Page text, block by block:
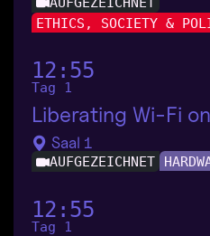
ETHICS, SOCIETY &
12:55
Tag 1
Liberating Wi-Fi
Saal 1
AUFGEZEICHNET
12:55
Tag 1